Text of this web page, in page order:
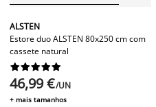
ALSTEN
Estore duo ALSTEN 80x250 cm com
cassete natural






46,99 €/UN
+ mais tamanhos